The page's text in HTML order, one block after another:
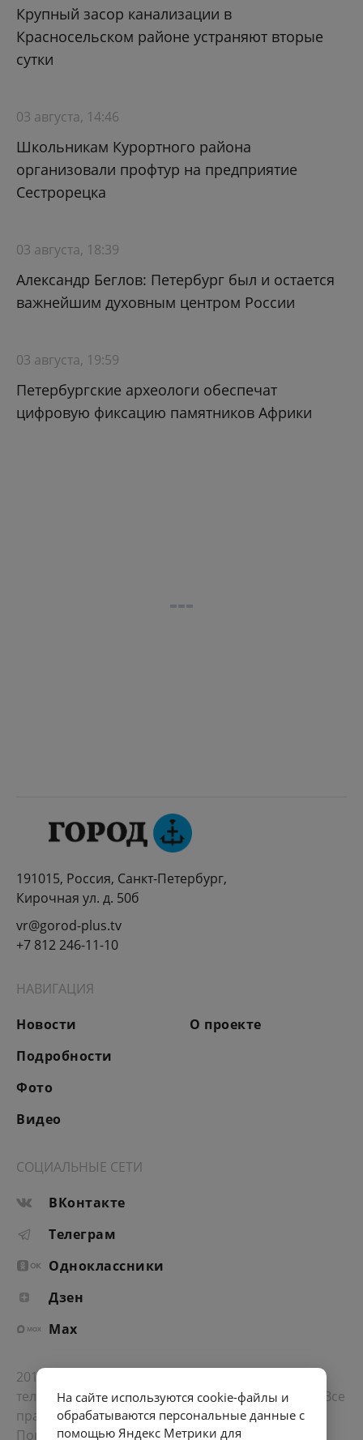
Крупный засор канализации в
Красносельском районе устраняют вторые
сутки
03 августа, 14:46
Школьникам Курортного района
организовали профтур на предприятие
Сестрорецка
03 августа, 18:39
Александр Беглов: Петербург был и остается
важнейшим духовным центром России
03 августа, 19:59
Петербургские археологи обеспечат
цифровую фиксацию памятников Африки
191015, Россия, Санкт-Петербург,
Кирочная ул. д. 50б
vr@gorod-plus.tv
+7 812 246-11-10
НАВИГАЦИЯ
Новости
Подробности
Фото
Видео
О проекте
СОЦИАЛЬНЫЕ СЕТИ
ВКонтакте
Телеграм
Одноклассники
Дзен
Max
2012-2026 © Портал «Электронное интернет-
телевидение правительства Санкт-Петербурга». Все
права защищены.
Портал Санкт-Петербурга- о его людях, жизни,
На сайте используются cookie-файлы и
обрабатываются персональные данные с
помощью Яндекс Метрики для